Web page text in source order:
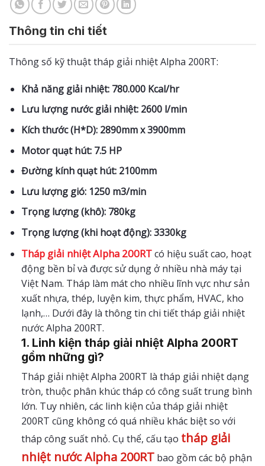
Thông tin chi tiết
Thông số kỹ thuật tháp giải nhiệt Alpha 200RT:
Khả năng giải nhiệt: 780.000 Kcal/hr
Lưu lượng nước giải nhiệt: 2600 l/min
Kích thước (H*D): 2890mm x 3900mm
Motor quạt hút: 7.5 HP
Đường kính quạt hút: 2100mm
Lưu lượng gió: 1250 m3/min
Trọng lượng (khô): 780kg
Trọng lượng (khi hoạt động): 3330kg
Tháp giải nhiệt Alpha 200RTcó hiệu suất cao, hoạt
động bền bỉ và được sử dụng ở nhiều nhà máy tại
Việt Nam. Tháp làm mát cho nhiều lĩnh vực như sản
xuất nhựa, thép, luyện kim, thực phẩm, HVAC, kho
lạnh,… Dưới đây là thông tin chi tiết tháp giải nhiệt
nước Alpha 200RT.
1. Linh kiện tháp giải nhiệt Alpha 200RT
gồm những gì?
Tháp giải nhiệt Alpha 200RT là tháp giải nhiệt dạng
tròn, thuộc phân khúc tháp có công suất trung bình
lớn. Tuy nhiên, các linh kiện của tháp giải nhiệt
200RT cũng không có quá nhiều khác biệt so với
tháp công suất nhỏ. Cụ thể, cấu tạo tháp giải
nhiệt nước Alpha 200RTbao gồm các bộ phận